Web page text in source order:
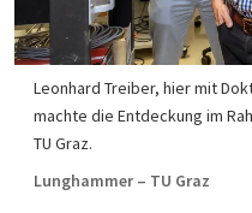
Leonhard Treiber, hier mit
machte die Entdeckung im
TU Graz.
Lunghammer – TU Graz